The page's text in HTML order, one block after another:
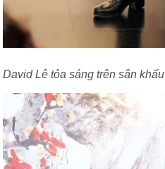
David Lê tỏa sáng trên sân khấu